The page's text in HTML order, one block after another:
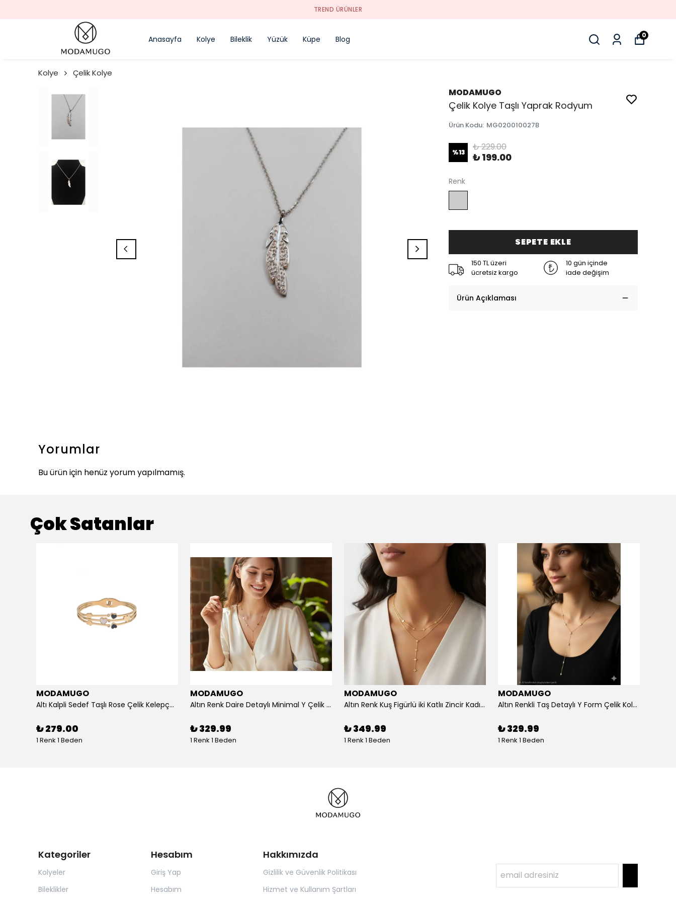
TREND ÜRÜNLER
Anasayfa Kolye Bileklik Yüzük Küpe Blog 0
Kolye Çelik Kolye
MODAMUGO
Çelik Kolye Taşlı Yaprak Rodyum
Ürün Kodu: MG020010027B
%13 ₺ 229.00
₺ 199.00
Renk
SEPETE EKLE
150 TL üzeri
ücretsiz kargo
10 gün içinde
iade değişim
Ürün Açıklaması
Yorumlar
Bu ürün için henüz yorum yapılmamış.
Çok Satanlar
MODAMUGO
Altı Kalpli Sedef Taşlı Rose Çelik Kelepçe Bileklik
₺ 279.00
1 Renk 1 Beden
MODAMUGO
Altın Renk Daire Detaylı Minimal Y Çelik Kolye
₺ 329.99
1 Renk 1 Beden
MODAMUGO
Altın Renk Kuş Figürlü iki Katlıı Zincir Kadın Y Kolye
₺ 349.99
1 Renk 1 Beden
MODAMUGO
Altın Renkli Taş Detaylı Y Form Çelik Kolye
₺ 329.99
1 Renk 1 Beden
Kategoriler
Kolyeler
Bileklikler
Hesabım
Giriş Yap
Hesabım
Hakkımızda
Gizlilik ve Güvenlik Politikası
Hizmet ve Kullanım Şartları